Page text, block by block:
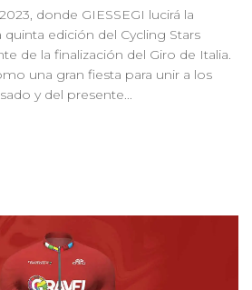
donde GIESSEGI lucirá la
quinta edición del Cycling Stars
de la finalización del Giro de Italia.
una gran fiesta para unir a los
y del presente...